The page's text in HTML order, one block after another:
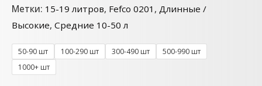
Метки: 15-19 литров, Fefco 0201 , Длинные /
Высокие, Средние 10-50 л
50-90 шт 100-290 шт 300-490 шт
500-990 шт
1000+ шт